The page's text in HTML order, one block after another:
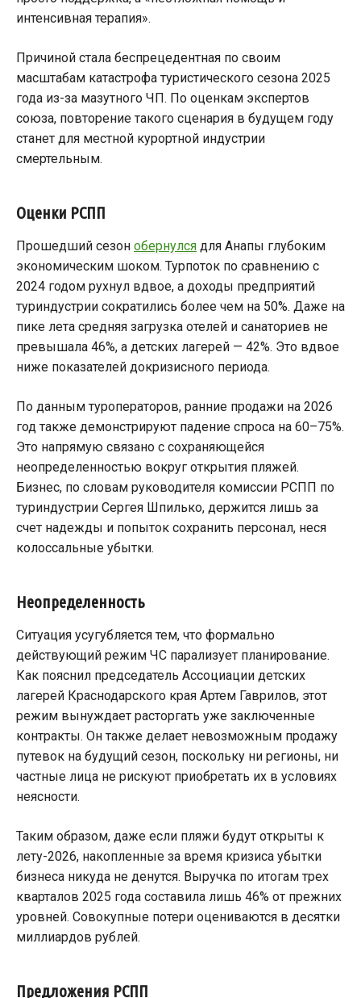
интенсивная терапия».
Причиной стала беспрецедентная по своим
масштабам катастрофа туристического сезона 2025
года из-за мазутного ЧП. По оценкам экспертов
союза, повторение такого сценария в будущем году
станет для местной курортной индустрии
смертельным.
Оценки РСПП
Прошедший сезон обернулся для Анапы глубоким
экономическим шоком. Турпоток по сравнению с
2024 годом рухнул вдвое, а доходы предприятий
туриндустрии сократились более чем на 50%. Даже на
пике лета средняя загрузка отелей и санаториев не
превышала 46%, а детских лагерей — 42%. Это вдвое
ниже показателей докризисного периода.
По данным туроператоров, ранние продажи на 2026
год также демонстрируют падение спроса на 60–75%.
Это напрямую связано с сохраняющейся
неопределенностью вокруг открытия пляжей.
Бизнес, по словам руководителя комиссии РСПП по
туриндустрии Сергея Шпилько, держится лишь за
счет надежды и попыток сохранить персонал, неся
колоссальные убытки.
Неопределенность
Ситуация усугубляется тем, что формально
действующий режим ЧС парализует планирование.
Как пояснил председатель Ассоциации детских
лагерей Краснодарского края Артем Гаврилов, этот
режим вынуждает расторгать уже заключенные
контракты. Он также делает невозможным продажу
путевок на будущий сезон, поскольку ни регионы, ни
частные лица не рискуют приобретать их в условиях
неясности.
Таким образом, даже если пляжи будут открыты к
лету-2026, накопленные за время кризиса убытки
бизнеса никуда не денутся. Выручка по итогам трех
кварталов 2025 года составила лишь 46% от прежних
уровней. Совокупные потери оцениваются в десятки
миллиардов рублей.
Предложения РСПП